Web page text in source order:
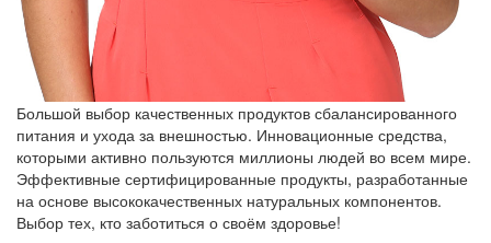
Большой выбор качественных продуктов сбалансированного
питания и ухода за внешностью. Инновационные средства,
которыми активно пользуются миллионы людей во всем мире.
Эффективные сертифицированные продукты, разработанные
на основе высококачественных натуральных компонентов.
Выбор тех, кто заботиться о своём здоровье!